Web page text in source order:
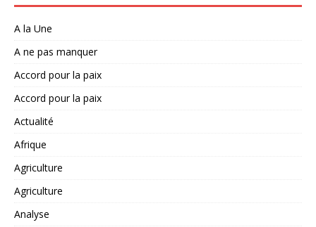
A la Une
A ne pas manquer
Accord pour la paix
Accord pour la paix
Actualité
Afrique
Agriculture
Agriculture
Analyse